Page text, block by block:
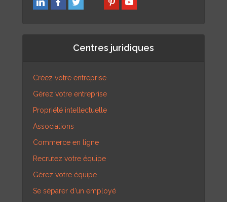
Centres juridiques
Créez votre entreprise
Gérez votre entreprise
Propriété intellectuelle
Associations
Commerce en ligne
Recrutez votre équipe
Gérez votre équipe
Se séparer d'un employé